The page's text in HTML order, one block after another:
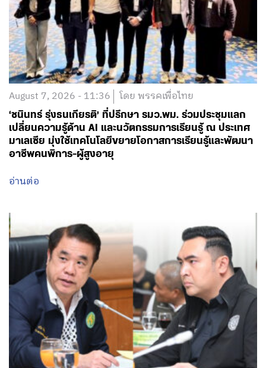
August 7, 2026 - 11:36 โดย พรรคเพื่อไทย
‘ชนินทร์ รุ่งธนเกียรติ’ ที่ปรึกษา รมว.พม. ร่วมประชุมแลก
เปลี่ยนความรู้ด้าน AI และนวัตกรรมการเรียนรู้ ณ ประเทศ
มาเลเซีย มุ่งใช้เทคโนโลยีขยายโอกาสการเรียนรู้และพัฒนา
อาชีพคนพิการ-ผู้สูงอายุ
อ่านต่อ